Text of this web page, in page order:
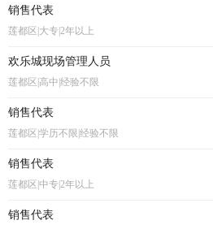
销售代表
莲都区|大专|2年以上
欢乐城现场管理人员
莲都区|高中|经验不限
销售代表
莲都区|学历不限|经验不限
销售代表
莲都区|中专|2年以上
销售代表